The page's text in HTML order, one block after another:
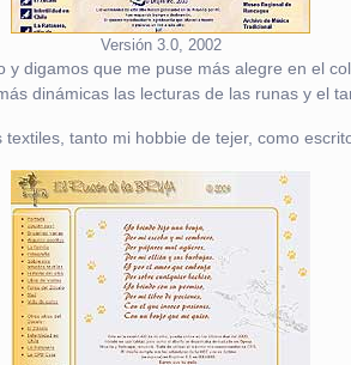
Versión 3.0, 2002
digamos que me puse más alegre en el
dinámicas las lecturas de las runas y el
tanto mi hobbie de tejer, como